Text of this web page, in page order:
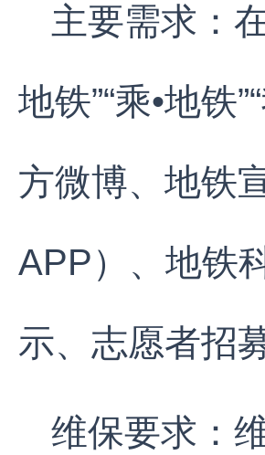
主要需求：
地铁”“乘•地铁
方微博、地铁
APP）、地铁
示、志愿者招
维保要求：